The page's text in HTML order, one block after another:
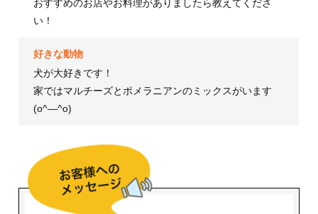
おすすめのお店やお料理がありましたら教えてくださ
い！
好きな動物
犬が大好きです！
家ではマルチーズとポメラニアンのミックスがいます
(o^―^o)